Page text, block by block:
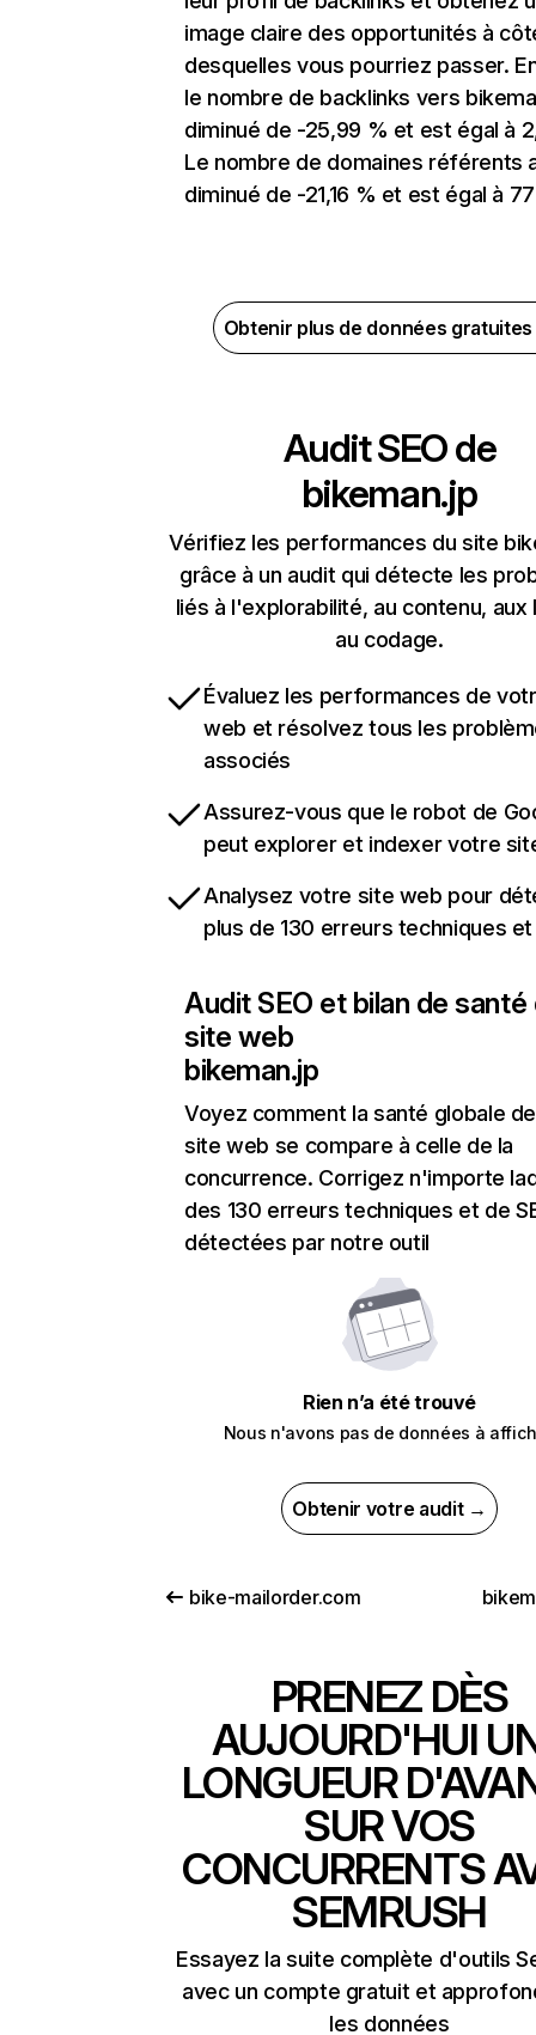
image claire des opportunités à
desquelles vous pourriez passer.
le nombre de backlinks vers
diminué de -25,99 % et est égal à
Le nombre de domaines référents
diminué de -21,16 % et est égal à
Obtenir plus de données
Audit SEO de
bikeman.jp
Vérifiez les performances du site
grâce à un audit qui détecte les
liés à l'explorabilité, au contenu, aux
au codage.
Évaluez les performances de
web et résolvez tous les
associés
Assurez-vous que le robot de
peut explorer et indexer votre
Analysez votre site web pour
plus de 130 erreurs techniques et
Audit SEO et bilan de santé
site web
bikeman.jp
Voyez comment la santé globale
site web se compare à celle de la
concurrence. Corrigez n'importe
des 130 erreurs techniques et de
détectées par notre outil
Rien n’a été trouvé
Nous n'avons pas de données à
Obtenir votre audit →
bike-mailorder.com
PRENEZ DÈS
AUJOURD'HUI
LONGUEUR
SUR VOS
CONCURRENTS
SEMRUSH
Essayez la suite complète d'outils
avec un compte gratuit et
les données